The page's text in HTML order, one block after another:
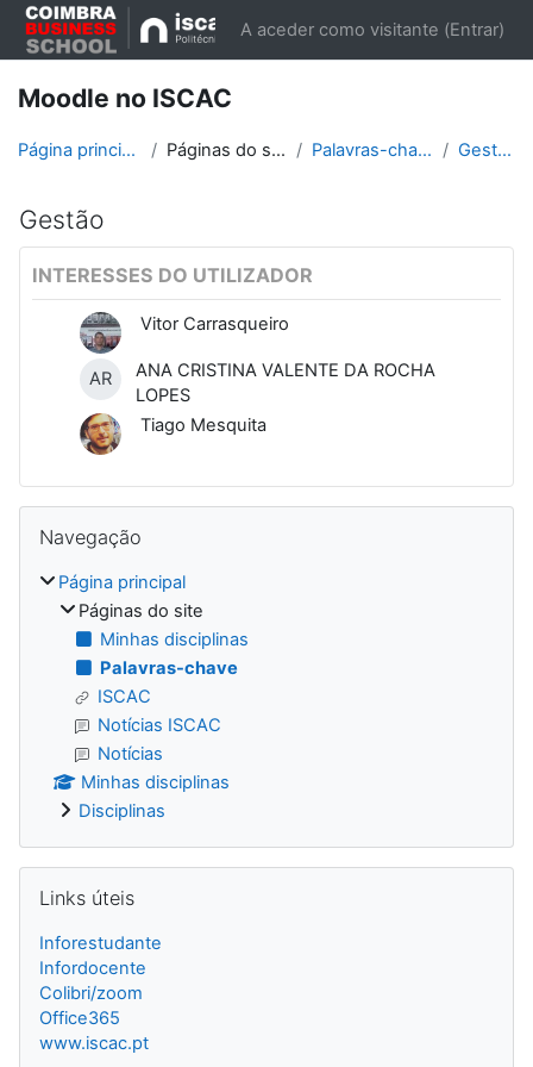
Ir para o conteúdo principal
A aceder como visitante (Entrar)
Moodle no ISCAC
Página principal Páginas do site Palavras-chave Gestão
Gestão
INTERESSES DO UTILIZADOR
Vitor Carrasqueiro
AR
ANA CRISTINA VALENTE DA ROCHA
LOPES
Tiago Mesquita
Blocos
Navegação
Página principal
Páginas do site
Minhas disciplinas
Palavras-chave
ISCAC
Notícias ISCAC
Notícias
Minhas disciplinas
Disciplinas
Links úteis
Inforestudante
Infordocente
Colibri/zoom
Office365
www.iscac.pt